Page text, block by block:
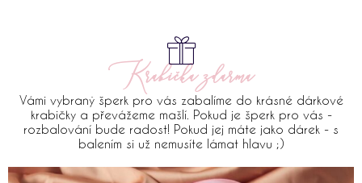
Krabička zdarma
Vámi vybraný šperk pro vás zabalíme do krásné dárkové
krabičky a převážeme mašlí. Pokud je šperk pro vás -
rozbalování bude radost! Pokud jej máte jako dárek - s
balením si už nemusíte lámat hlavu ;)